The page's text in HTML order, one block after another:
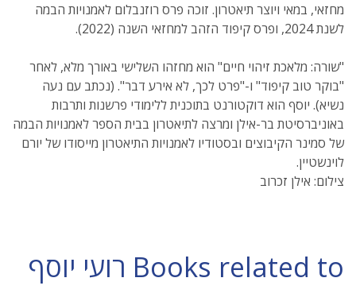
מחזאי, במאי ויוצר תיאטרון. זוכה פרס רוזנבלום לאמנויות הבמה
לשנת 2024, ופרס קיפוד הזהב למחזאי השנה (2022).
"שורה: מלאכת זיהוי חיים" הוא מחזהו השלישי באורך מלא, לאחר
"בוקר טוב קיפוד" ו-"פרט לכך, לא אירע דבר". (נכתב עם נעה
נשיא). יוסף הוא דוקטורנט בתוכנית ללימודי פרשנות ותרבות
באוניברסיטת בר-אילן ומרצה לתיאטרון בבית הספר לאמנויות הבמה
של סמינר הקיבוצים ובסטודיו לאמנויות התיאטרון מייסודו של יורם
לוינשטיין.
צילום: אילן זכרוב
Books related to רועי יוסף